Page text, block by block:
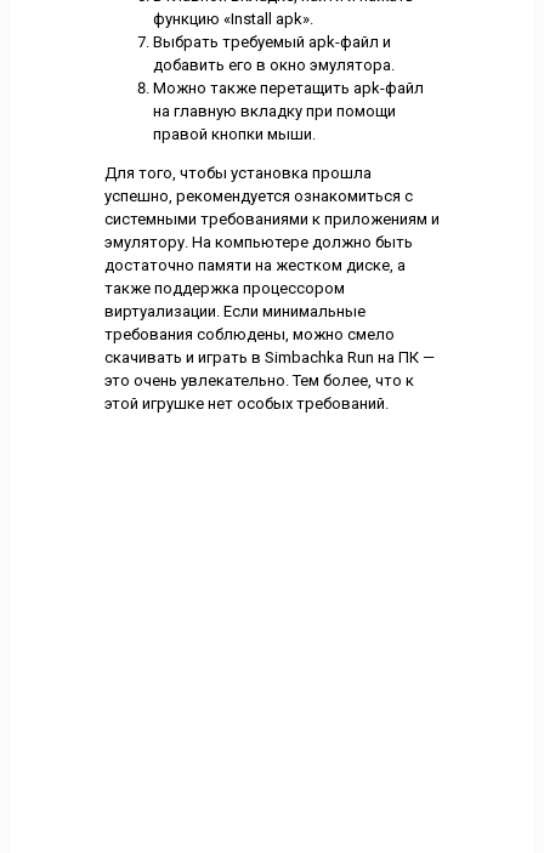
функцию «Install apk».
Выбрать требуемый apk-файл и
добавить его в окно эмулятора.
Можно также перетащить apk-файл
на главную вкладку при помощи
правой кнопки мыши.
Для того, чтобы установка прошла
успешно, рекомендуется ознакомиться с
системными требованиями к приложениям и
эмулятору. На компьютере должно быть
достаточно памяти на жестком диске, а
также поддержка процессором
виртуализации. Если минимальные
требования соблюдены, можно смело
скачивать и играть в Simbachka Run на ПК —
это очень увлекательно. Тем более, что к
этой игрушке нет особых требований.